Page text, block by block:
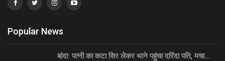
Popular News
बांदा: पत्नी का कटा सिर लेकर थाने पहुंचा दरिंदा पति, मचा…